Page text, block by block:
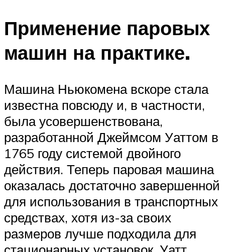
Применение паровых
машин на практике.
Машина Ньюкомена вскоре стала
известна повсюду и, в частности,
была усовершенствована,
разработанной Джеймсом Уаттом в
1765 году системой двойного
действия. Теперь паровая машина
оказалась достаточно завершенной
для использования в транспортных
средствах, хотя из-за своих
размеров лучше подходила для